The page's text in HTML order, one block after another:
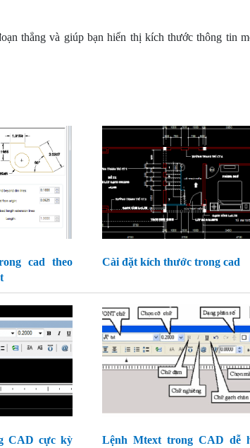
thẳng và giúp bạn hiển thị kích thước thông tin
cad theo
Cài đặt kích thước trong cad
CAD cực kỳ
Lệnh Mtext trong CAD dễ